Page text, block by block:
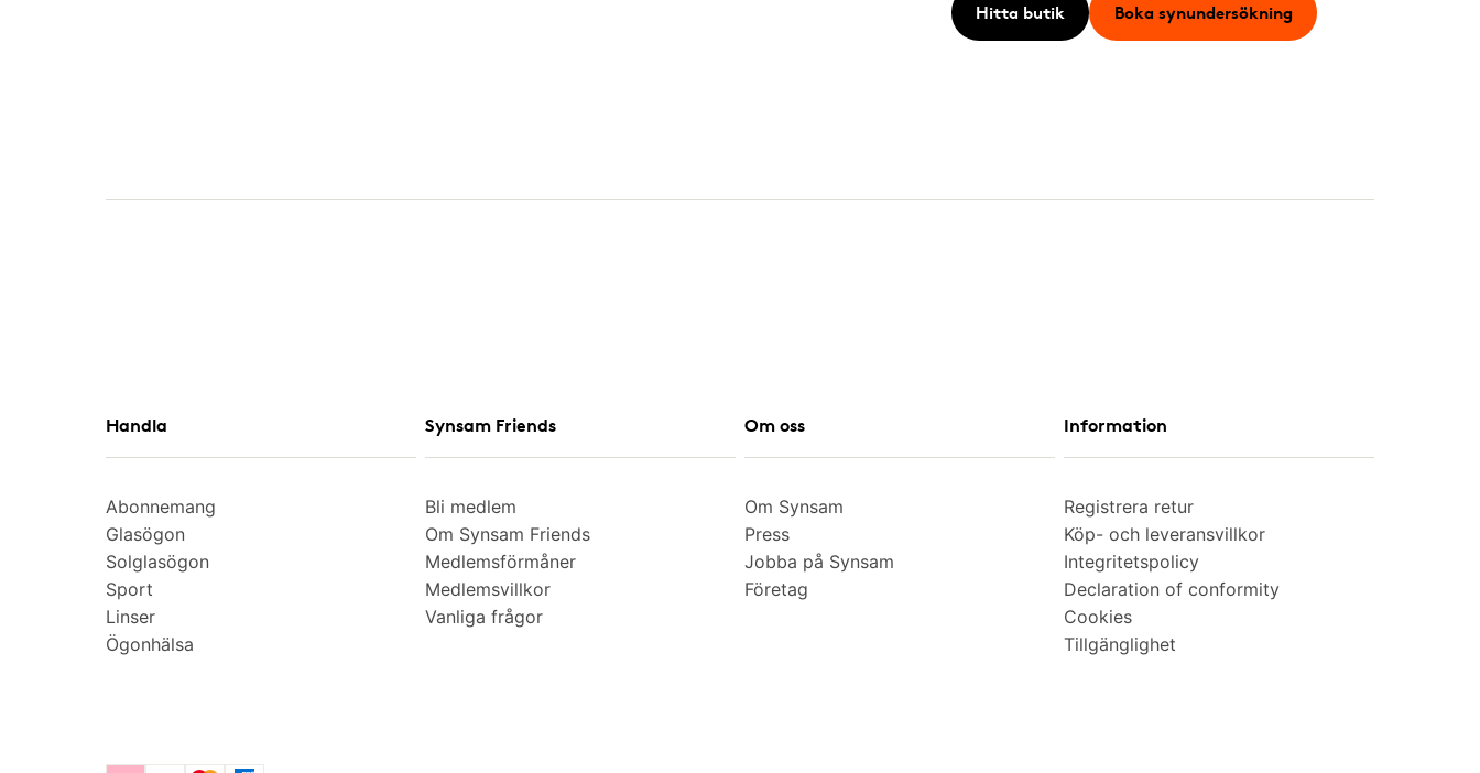
Hitta butik Boka synundersökning
Handla
Abonnemang
Glasögon
Solglasögon
Sport
Linser
Ögonhälsa
Synsam Friends
Bli medlem
Om Synsam Friends
Medlemsförmåner
Medlemsvillkor
Vanliga frågor
Om oss
Om Synsam
Press
Jobba på Synsam
Företag
Information
Registrera retur
Köp- och leveransvillkor
Integritetspolicy
Declaration of conformity
Cookies
Tillgänglighet